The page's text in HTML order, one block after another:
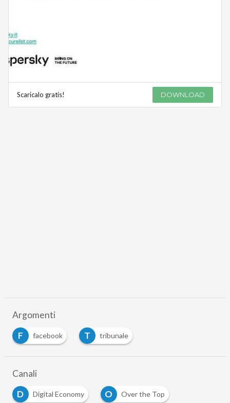
Scaricalo gratis! DOWNLOAD
Argomenti
F
facebook T tribunale
Canali
D
Digital Economy O Over the Top